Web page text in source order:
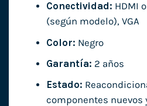
Conectividad: HDMI
(según modelo), VGA
Color: Negro
Garantía: 2 años
Estado:
componentes nuevos